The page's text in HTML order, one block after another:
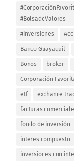
#BolsadeValores
#inversiones
Banco Guayaquil
Bonos broker
Corporación
etf exchange
facturas
fondo de inversión
interes compuesto
inversiones con